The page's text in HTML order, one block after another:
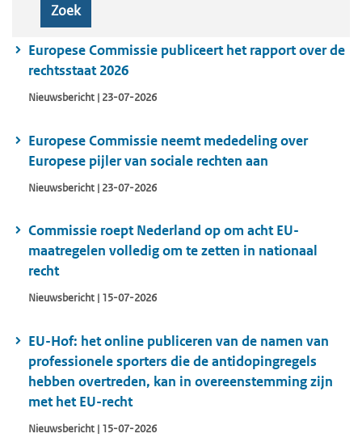
Zoek
Europese Commissie publiceert het rapport over de
rechtsstaat 2026
Nieuwsbericht | 23-07-2026
Europese Commissie neemt mededeling over
Europese pijler van sociale rechten aan
Nieuwsbericht | 23-07-2026
Commissie roept Nederland op om acht EU-
maatregelen volledig om te zetten in nationaal
recht
Nieuwsbericht | 15-07-2026
EU-Hof: het online publiceren van de namen van
professionele sporters die de antidopingregels
hebben overtreden, kan in overeenstemming zijn
met het EU-recht
Nieuwsbericht | 15-07-2026